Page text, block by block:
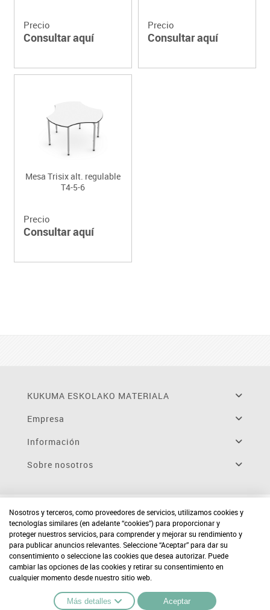
Precio
Consultar aquí
Precio
Consultar aquí
Mesa Trisix alt. regulable
T4-5-6
Precio
Consultar aquí
KUKUMA ESKOLAKO MATERIALA
Empresa
Información
Sobre nosotros
Nosotros y terceros, como proveedores de servicios, utilizamos cookies y
tecnologías similares (en adelante “cookies”) para proporcionar y
proteger nuestros servicios, para comprender y mejorar su rendimiento y
para publicar anuncios relevantes. Seleccione “Aceptar” para dar su
consentimiento o seleccione las cookies que desea autorizar. Puede
cambiar las opciones de las cookies y retirar su consentimiento en
cualquier momento desde nuestro sitio web.
Más detalles Aceptar